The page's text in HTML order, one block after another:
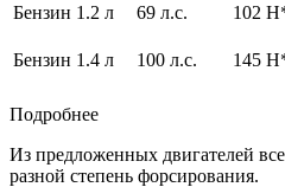
Бензин 1.2 л 69 л.с. 102
Бензин 1.4 л 100 л.с. 145
Подробнее
Из предложенных двигателей
разной степень форсирования.